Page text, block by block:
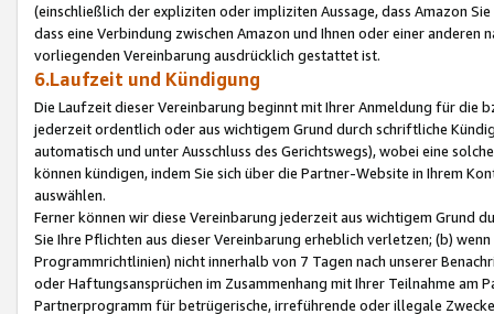
(einschließlich der expliziten oder impliziten Aussage, dass Amazon
dass eine Verbindung zwischen Amazon und Ihnen oder einer
vorliegenden Vereinbarung ausdrücklich gestattet ist.
6.Laufzeit und Kündigung
Die Laufzeit dieser Vereinbarung beginnt mit Ihrer Anmeldung für die
jederzeit ordentlich oder aus wichtigem Grund durch schriftliche
automatisch und unter Ausschluss des Gerichtswegs), wobei eine
können kündigen, indem Sie sich über die Partner-Website in Ihrem
auswählen.
Ferner können wir diese Vereinbarung jederzeit aus wichtigem Grund
Sie Ihre Pflichten aus dieser Vereinbarung erheblich verletzen; (b)
Programmrichtlinien) nicht innerhalb von 7 Tagen nach unserer
oder Haftungsansprüchen im Zusammenhang mit Ihrer Teilnahme am
Partnerprogramm für betrügerische, irreführende oder illegale